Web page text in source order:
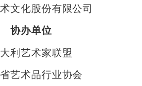
文化股份有限公司
协办单位
利艺术家联盟
艺术品行业协会